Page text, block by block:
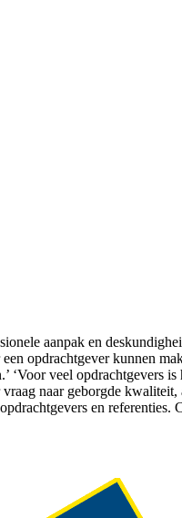
aanpak en
opdrachtgever kunnen
‘Voor veel opdrachtgevers
naar geborgde
en referenties.